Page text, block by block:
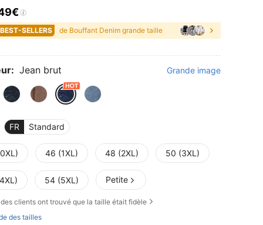
AND AVAILABILITY
SELLERS de Bouffant Denim grande taille
Jean brut Grande image
FR Standard
46 (1XL) 48 (2XL) 50 (3XL)
54 (5XL) Petite
des clients ont trouvé que la taille était fidèle
des tailles